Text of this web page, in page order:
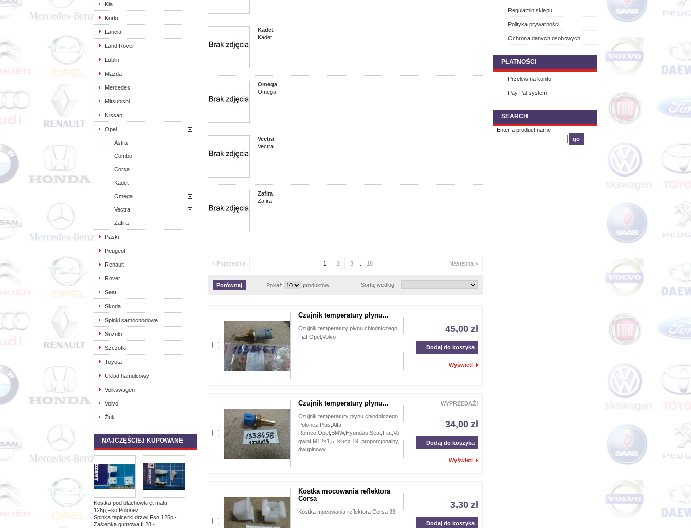
Kia
Korki
Lancia
Land Rover
Lublin
Mazda
Mercedes
Mitsubishi
Nissan
Opel
Astra
Combo
Corsa
Kadet
Omega
Vectra
Zafira
Paski
Peugeot
Renault
Rover
Seat
Skoda
Spinki samochodowe
Suzuki
Szczotki
Toyota
Układ hamulcowy
Volkswagen
Volvo
Żuk
NAJCZĘŚCIEJ KUPOWANE
Kostka pod blachowkręt mała
126p,Fso,Polonez
Spinka tapicerki drzwi Fso 125p -
Zaślepka gumowa fi 28 -
Kadet
Kadet
Omega
Omega
Vectra
Vectra
Zafira
Zafira
« Poprzednia 1 2 3 18 Następna »
Sortuj według
Pokaż produktów
Czujnik temperatury płynu...
Czujnik temperatuty płynu chlodniczego
Fiat,Opel,Volvo
45,00 zł
Dodaj do koszyka
Wyświetl
Czujnik temperatury płynu...
Czujnik temperatury płynu chłodniczego
Polonez Plus,Alfa
Romeo,Opel,BMW,Hyundau,Seat,Fiat,Volvo,
gwint M12x1,5, klucz 19, proporcjonalny,
dwupinowy.
WYPRZEDAŻ!
34,00 zł
Dodaj do koszyka
Wyświetl
Kostka mocowania reflektora
Corsa
Kostka mocowania reflektora Corsa 93-
3,30 zł
Dodaj do koszyka
Regulamin sklepu
Polityka prywatności
Ochrona danych osobowych
PŁATNOŚCI
Przelew na konto
Pay Pal system
SEARCH
Enter a product name